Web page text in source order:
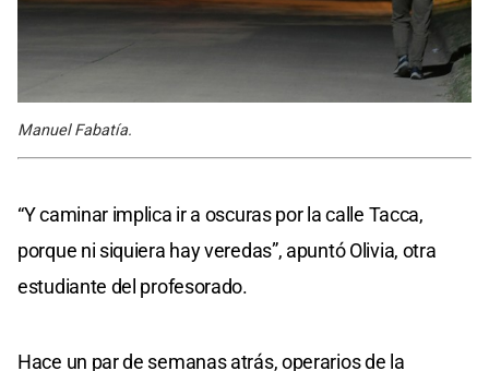
Manuel Fabatía.
“Y caminar implica ir a oscuras por la calle Tacca,
porque ni siquiera hay veredas”, apuntó Olivia, otra
estudiante del profesorado.
Hace un par de semanas atrás, operarios de la